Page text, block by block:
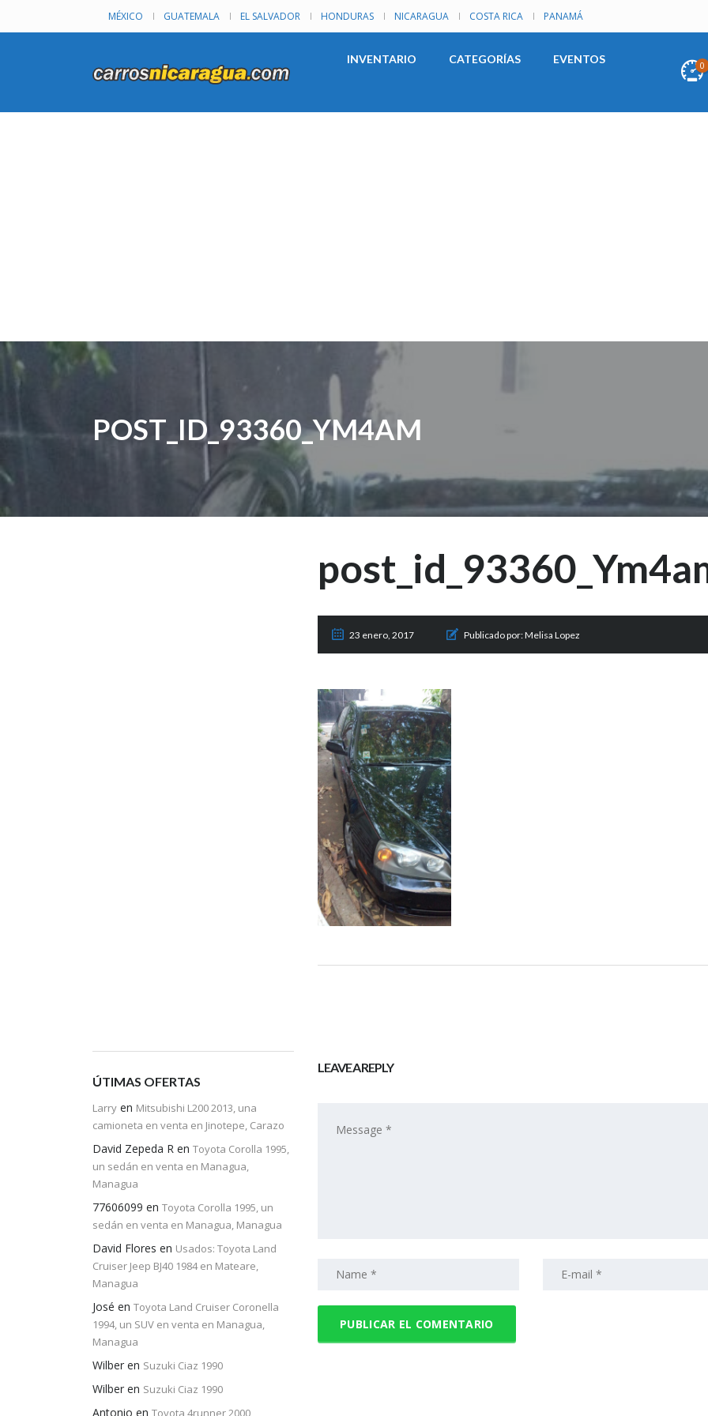
MÉXICO GUATEMALA EL SALVADOR HONDURAS NICARAGUA COSTA RICA PANAMÁ
0
INVENTARIO CATEGORÍAS EVENTOS
POST_ID_93360_YM4AM
23 enero, 2017 Publicado por:Melisa Lopez
LEAVE A REPLY
ÚTIMAS OFERTAS
Larry en Mitsubishi L200 2013, una
camioneta en venta en Jinotepe, Carazo
David Zepeda R en Toyota Corolla 1995,
un sedán en venta en Managua,
Managua
77606099 en Toyota Corolla 1995, un
sedán en venta en Managua, Managua
David Flores en Usados: Toyota Land
Cruiser Jeep BJ40 1984 en Mateare,
Managua
José en Toyota Land Cruiser Coronella
1994, un SUV en venta en Managua,
Managua
Wilber en Suzuki Ciaz 1990
Wilber en Suzuki Ciaz 1990
Antonio en Toyota 4runner 2000